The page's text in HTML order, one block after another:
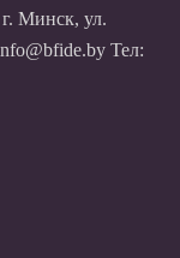
Минск, ул.
Тел: